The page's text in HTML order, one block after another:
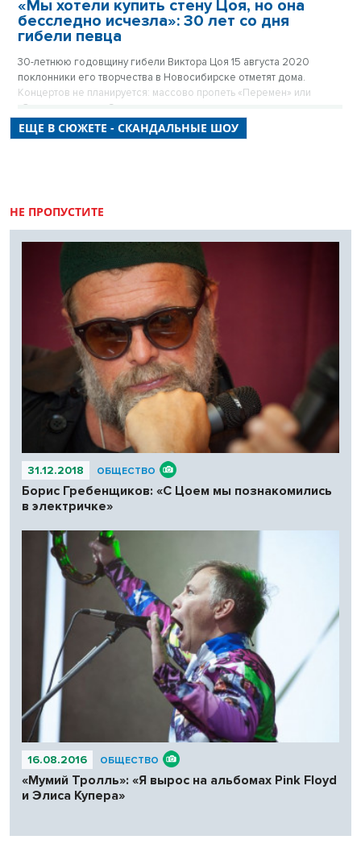
«Мы хотели купить стену Цоя, но она
бесследно исчезла»: 30 лет со дня
гибели певца
30-летнюю годовщину гибели Виктора Цоя 15 августа 2020
поклонники его творчества в Новосибирске отметят дома.
Концертов не планируется: массово пропеть «Перемен» или
«Звезду по имени Солнце» в этом году не даст коронавирус.
Некуда и прийти помолчать. Подвалов и стен с надписями «Цой
жив» в столице Сибири сейчас не найти. А ведь певец трижды
ЕЩЕ В СЮЖЕТЕ - СКАНДАЛЬНЫЕ ШОУ
НЕ ПРОПУСТИТЕ
31.12.2018 ОБЩЕСТВО
Борис Гребенщиков: «С Цоем мы познакомились
в электричке»
16.08.2016 ОБЩЕСТВО
«Мумий Тролль»: «Я вырос на альбомах Pink Floyd
и Элиса Купера»